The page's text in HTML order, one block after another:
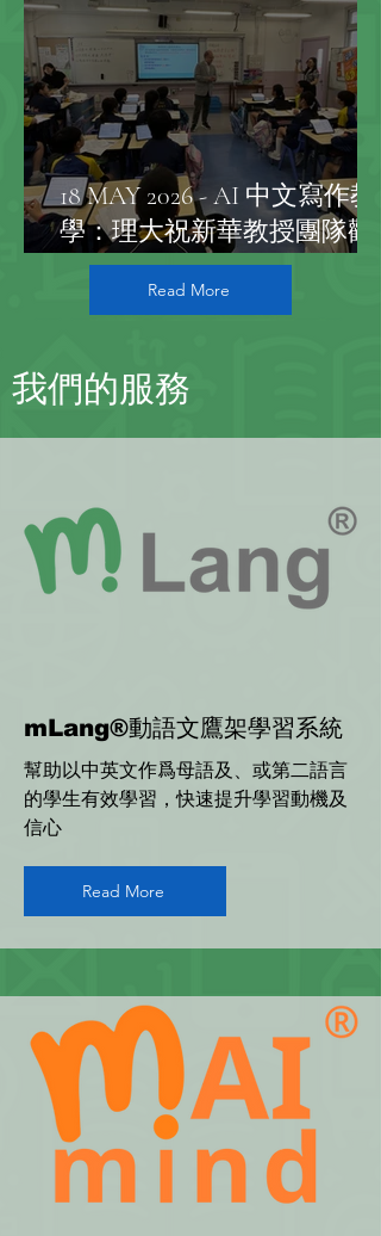
18 MAY 2026 - AI 中文寫作教
學：理大祝新華教授團隊觀
摩，直擊 mAI Mind® 六年級
開放課堂Read More
我們的服務
mLang®動語文鷹架學習系統
​幫助以中英文作爲母語及、或第二語言
的學生有效學習，快速提升學習動機及
信心
Read More